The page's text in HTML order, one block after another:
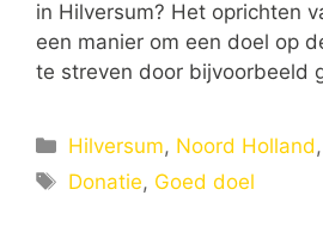
in Hilversum? Het oprichten
een manier om een doel op
te streven door bijvoorbeeld
Categorieën
Hilversum, Noord Holland,
Tags
Donatie, Goed doel